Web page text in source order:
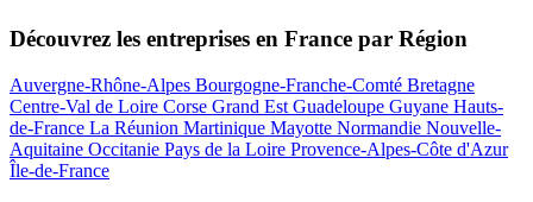
Découvrez les entreprises en France par Région
Auvergne-Rhône-Alpes Bourgogne-Franche-Comté Bretagne
Centre-Val de Loire Corse Grand Est Guadeloupe Guyane Hauts-
de-France La Réunion Martinique Mayotte Normandie Nouvelle-
Aquitaine Occitanie Pays de la Loire Provence-Alpes-Côte d'Azur
Île-de-France